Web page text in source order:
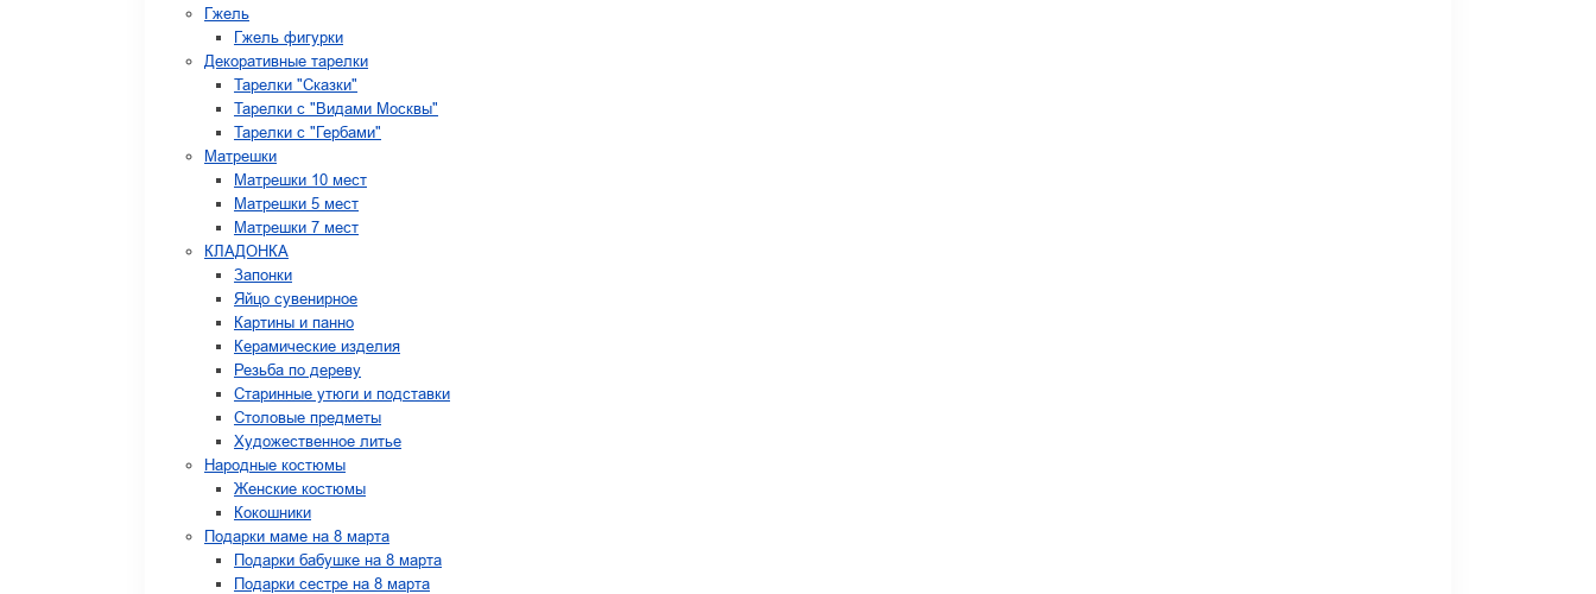
Гжель
Гжель фигурки
Декоративные тарелки
Тарелки "Сказки"
Тарелки с "Видами Москвы"
Тарелки с "Гербами"
Матрешки
Матрешки 10 мест
Матрешки 5 мест
Матрешки 7 мест
КЛАДОНКА
Запонки
Яйцо сувенирное
Картины и панно
Керамические изделия
Резьба по дереву
Старинные утюги и подставки
Столовые предметы
Художественное литье
Народные костюмы
Женские костюмы
Кокошники
Подарки маме на 8 марта
Подарки бабушке на 8 марта
Подарки сестре на 8 марта